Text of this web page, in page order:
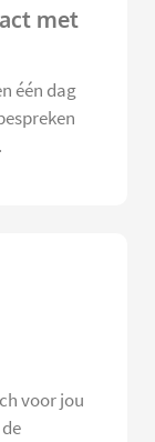
met
één dag
voor jou